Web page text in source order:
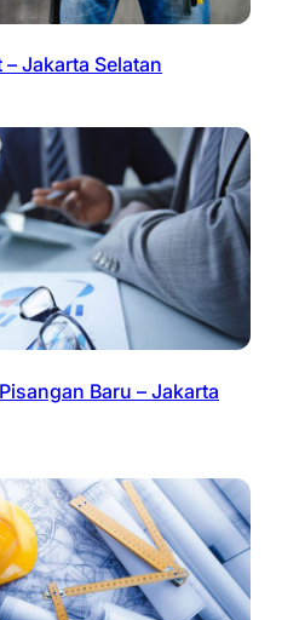
Jakarta Selatan
Baru – Jakarta